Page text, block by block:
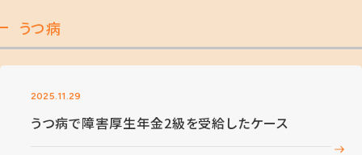
うつ病
2025.11.29
うつ病で障害厚生年金2級を受給したケース